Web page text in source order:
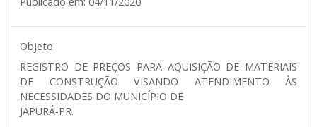
Objeto:
REGISTRO DE PREÇOS PARA AQUISIÇÃO DE MATERIAIS
DE CONSTRUÇÃO VISANDO ATENDIMENTO ÀS
NECESSIDADES DO MUNICÍPIO DE
JAPURÁ-PR.